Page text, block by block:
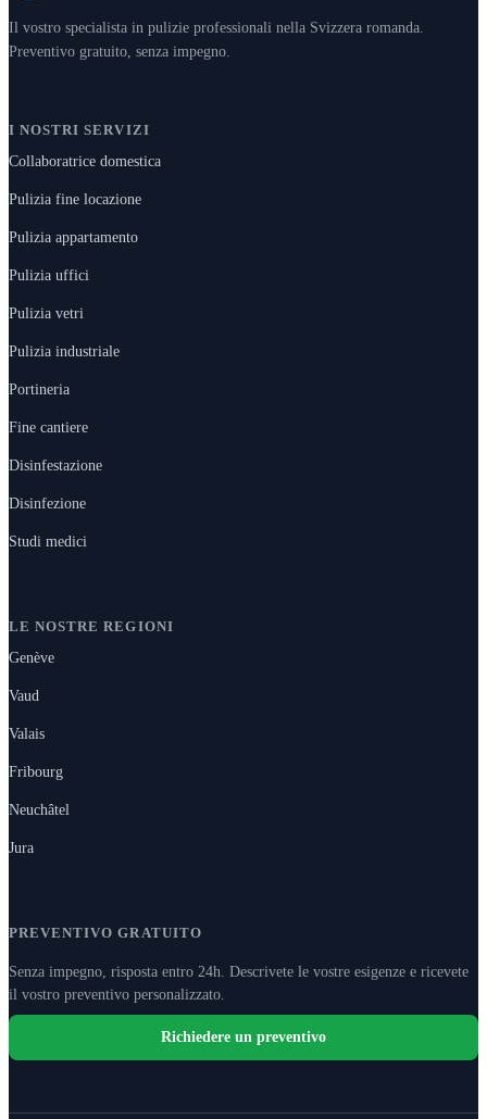
Il vostro specialista in pulizie professionali nella Svizzera romanda.
Preventivo gratuito, senza impegno.
I NOSTRI SERVIZI
Collaboratrice domestica
Pulizia fine locazione
Pulizia appartamento
Pulizia uffici
Pulizia vetri
Pulizia industriale
Portineria
Fine cantiere
Disinfestazione
Disinfezione
Studi medici
LE NOSTRE REGIONI
Genève
Vaud
Valais
Fribourg
Neuchâtel
Jura
PREVENTIVO GRATUITO
Senza impegno, risposta entro 24h. Descrivete le vostre esigenze e ricevete
il vostro preventivo personalizzato.
Richiedere un preventivo